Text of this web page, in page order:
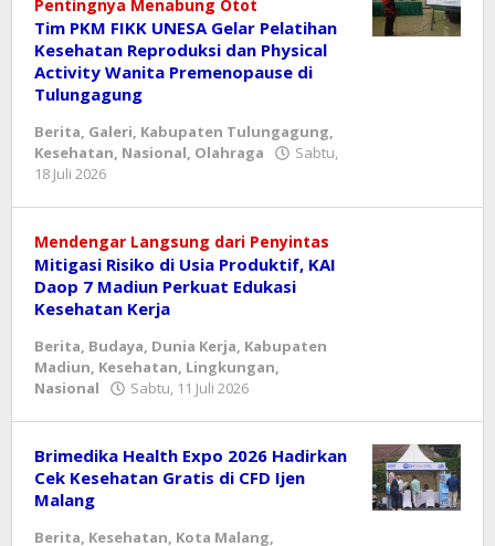
Pentingnya Menabung Otot
Tim PKM FIKK UNESA Gelar Pelatihan
Kesehatan Reproduksi dan Physical
Activity Wanita Premenopause di
Tulungagung
Berita, Galeri, Kabupaten Tulungagung,
Kesehatan, Nasional, Olahraga
Sabtu,
18 Juli 2026
Mendengar Langsung dari Penyintas
​Mitigasi Risiko di Usia Produktif, KAI
Daop 7 Madiun Perkuat Edukasi
Kesehatan Kerja
Berita, Budaya, Dunia Kerja, Kabupaten
Madiun, Kesehatan, Lingkungan,
Nasional
Sabtu, 11 Juli 2026
Brimedika Health Expo 2026 Hadirkan
Cek Kesehatan Gratis di CFD Ijen
Malang
Berita, Kesehatan, Kota Malang,